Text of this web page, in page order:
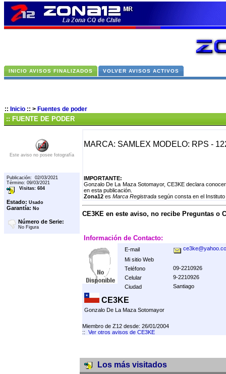
INICIO AVISOS FINALIZADOS VOLVER AVISOS ACTIVOS
:: Inicio :: > Fuentes de poder
:: FUENTE DE PODER
Este aviso no posee fotografía
Publicación: 02/03/2021
Término: 09/03/2021
Visitas: 604
Estado: Usado
Garantía: No
Número de Serie:
No Figura
MARCA: SAMLEX MODELO: RPS -
IMPORTANTE:
Gonzalo De La Maza Sotomayor, CE3KE declara
en esta publicación.
Zona12 es Marca Registrada según consta en el
CE3KE en este aviso, no recibe Preguntas o
Información de Contacto:
E-mail
Mi sitio Web
Teléfono
09-2210926
Celular
9-2210926
Ciudad
Santiago
CE3KE
Gonzalo De La Maza Sotomayor
Miembro de Z12 desde: 26/01/2004
:: Ver otros avisos de CE3KE
Los más visitados